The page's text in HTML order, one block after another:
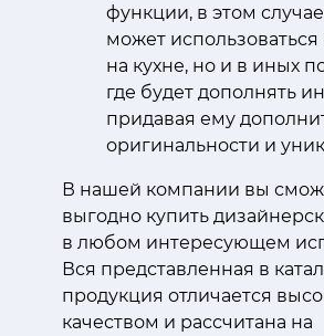
функции, в этом
может использоваться
на кухне, но и в иных
где будет дополнять
придавая ему
оригинальности и
В нашей компании вы
выгодно купить
в любом интересующем
Вся представленная в
продукция отличается
качеством и рассчитана на